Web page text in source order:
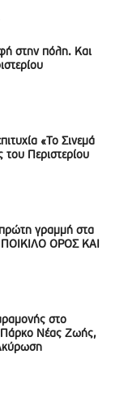
στην πόλη. Και
«Το Σινεμά
του Περιστερίου
γραμμή στα
ΟΡΟΣ ΚΑΙ
στο
Πάρκο Νέας Ζωής,